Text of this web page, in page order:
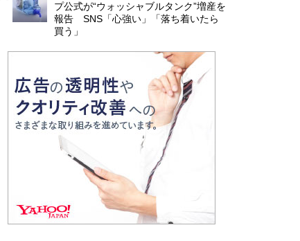
プ公式が“ウォッシャブルタンク”増産を
報告 SNS「心強い」「落ち着いたら
買う」